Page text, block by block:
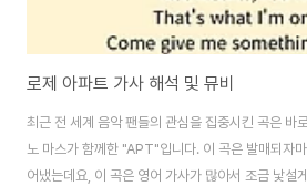
로제 아파트 가사 해석 및 뮤비
최근 전 세계 음악 팬들의 관심을 집중시킨 곡은 바
노 마스가 함께한 "APT"입니다. 이 곡은 발매되자
어냈는데요, 이 곡은 영어 가사가 많아서 조금 낯설